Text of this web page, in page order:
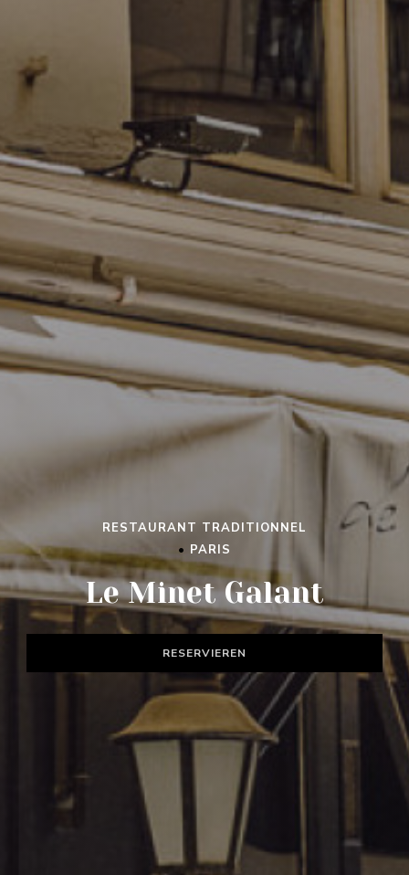
RESTAURANT TRADITIONNEL
• PARIS
Le Minet Galant
RESERVIEREN